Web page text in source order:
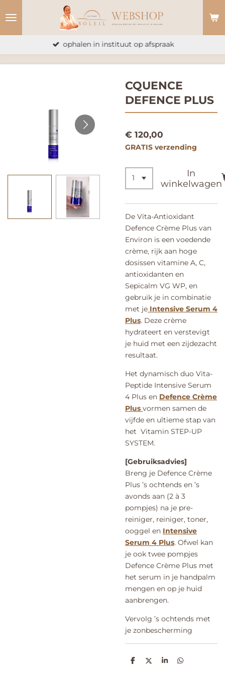
direct
hoofdinhoud
ophalen in instituut op afspraak
CQUENCE
DEFENCE PLUS
€ 120,00
GRATIS verzending
In
winkelwagen
De Vita-Antioxidant
Defence Crème Plus van
Environ is een voedende
crème, rijk aan hoge
dosissen vitamine A, C,
antioxidanten en
Sepicalm VG WP, en
gebruik je in combinatie
met je Intensive Serum 4
Plus. Deze crème
hydrateert en verstevigt
je huid met een zijdezacht
resultaat.
Het dynamisch duo Vita-
Peptide Intensive Serum
4 Plus en Defence Crème
Plus vormen samen de
vijfde en ultieme stap van
het Vitamin STEP-UP
SYSTEM.
[Gebruiksadvies]
Breng je Defence Crème
Plus ’s ochtends en ’s
avonds aan (2 à 3
pompjes) na je pre-
reiniger, reiniger, toner,
ooggel en Intensive
Serum 4 Plus. Ofwel kan
je ook twee pompjes
Defence Crème Plus met
het serum in je handpalm
mengen en op je huid
aanbrengen.
Vervolg ’s ochtends met
je zonbescherming
D
D
S
D